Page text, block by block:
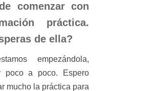
comenzar con
práctica.
de ella?
empezándola,
poco a poco. Espero
mucho la práctica para